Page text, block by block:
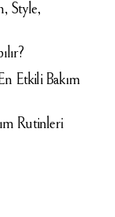
Style,
Etkili Bakım
Rutinleri